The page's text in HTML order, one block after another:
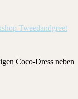
Coco-Dress neben